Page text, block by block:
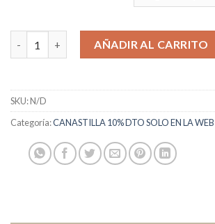
CALCETIN VESTIR MAYORAL cantidad
AÑADIR AL CARRITO
SKU:N/D
Categoría:CANASTILLA 10% DTO SOLO EN LA WEB